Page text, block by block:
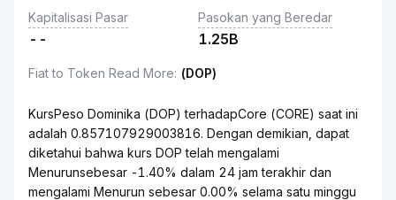
Kapitalisasi Pasar
--
Pasokan yang Beredar
1.25B
Fiat to Token Read More: (DOP)
KursPeso Dominika (DOP) terhadapCore (CORE) saat ini
adalah 0.857107929003816. Dengan demikian, dapat
diketahui bahwa kurs DOP telah mengalami
Menurunsebesar -1.40% dalam 24 jam terakhir dan
mengalami Menurun sebesar 0.00% selama satu minggu